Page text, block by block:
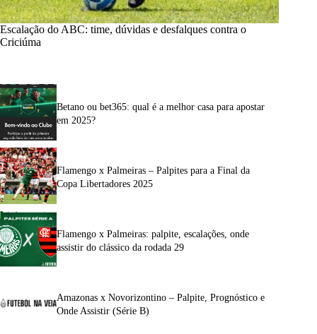
Escalação do ABC: time, dúvidas e desfalques contra o
Criciúma
Betano ou bet365: qual é a melhor casa para apostar
em 2025?
Flamengo x Palmeiras – Palpites para a Final da
Copa Libertadores 2025
Flamengo x Palmeiras: palpite, escalações, onde
assistir do clássico da rodada 29
Amazonas x Novorizontino – Palpite, Prognóstico e
Onde Assistir (Série B)